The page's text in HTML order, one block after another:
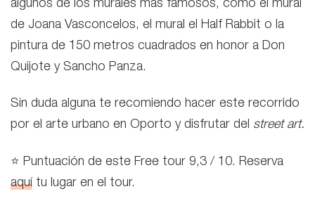
algunos de los murales más famosos, como el mural
de Joana Vasconcelos, el mural el Half Rabbit o la
pintura de 150 metros cuadrados en honor a Don
Quijote y Sancho Panza.
Sin duda alguna te recomiendo hacer este recorrido
por el arte urbano en Oporto y disfrutar del street art.
⭐ Puntuación de este Free tour 9,3 / 10. Reserva
aquí tu lugar en el tour.